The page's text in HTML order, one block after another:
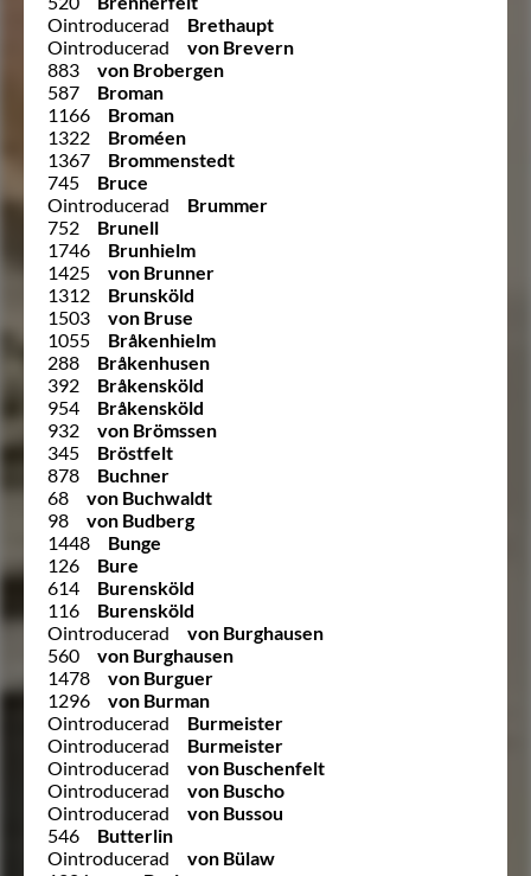
Ointroducerad
Brethaupt
Ointroducerad
von Brevern
883
von Brobergen
587
Broman
1166
Broman
1322
Broméen
1367
Brommenstedt
745
Bruce
Ointroducerad
Brummer
752
Brunell
1746
Brunhielm
1425
von Brunner
1312
Brunsköld
1503
von Bruse
1055
Bråkenhielm
288
Bråkenhusen
392
Bråkensköld
954
Bråkensköld
932
von Brömssen
345
Bröstfelt
878
Buchner
68
von Buchwaldt
98
von Budberg
1448
Bunge
126
Bure
614
Burensköld
116
Burensköld
Ointroducerad
von Burghausen
560
von Burghausen
1478
von Burguer
1296
von Burman
Ointroducerad
Burmeister
Ointroducerad
Burmeister
Ointroducerad
von Buschenfelt
Ointroducerad
von Buscho
Ointroducerad
von Bussou
546
Butterlin
Ointroducerad
von Bülaw